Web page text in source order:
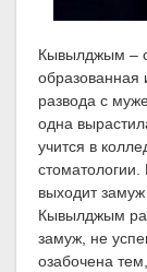
Кывылджым –
развода с
одна
учится в
выходит
Кывылджым
замуж, не
озабочена